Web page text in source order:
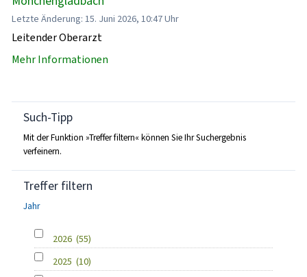
Letzte Änderung: 15. Juni 2026, 10:47 Uhr
Leitender Oberarzt
Mehr Informationen
Such-Tipp
Mit der Funktion »Treffer filtern« können Sie Ihr Suchergebnis
verfeinern.
Treffer filtern
Jahr
2026 (55)
2025 (10)